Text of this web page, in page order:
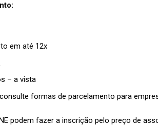
em até 12x
– a vista
formas de parcelamento para
podem fazer a inscrição pelo preço de